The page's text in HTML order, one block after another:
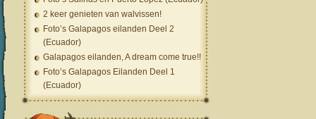
2 keer genieten van walvissen!
Foto’s Galapagos eilanden Deel 2
(Ecuador)
Galapagos eilanden, A dream come true!!
Foto’s Galapagos Eilanden Deel 1
(Ecuador)